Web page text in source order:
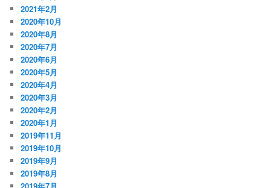
2021年2月
2020年10月
2020年8月
2020年7月
2020年6月
2020年5月
2020年4月
2020年3月
2020年2月
2020年1月
2019年11月
2019年10月
2019年9月
2019年8月
2019年7月